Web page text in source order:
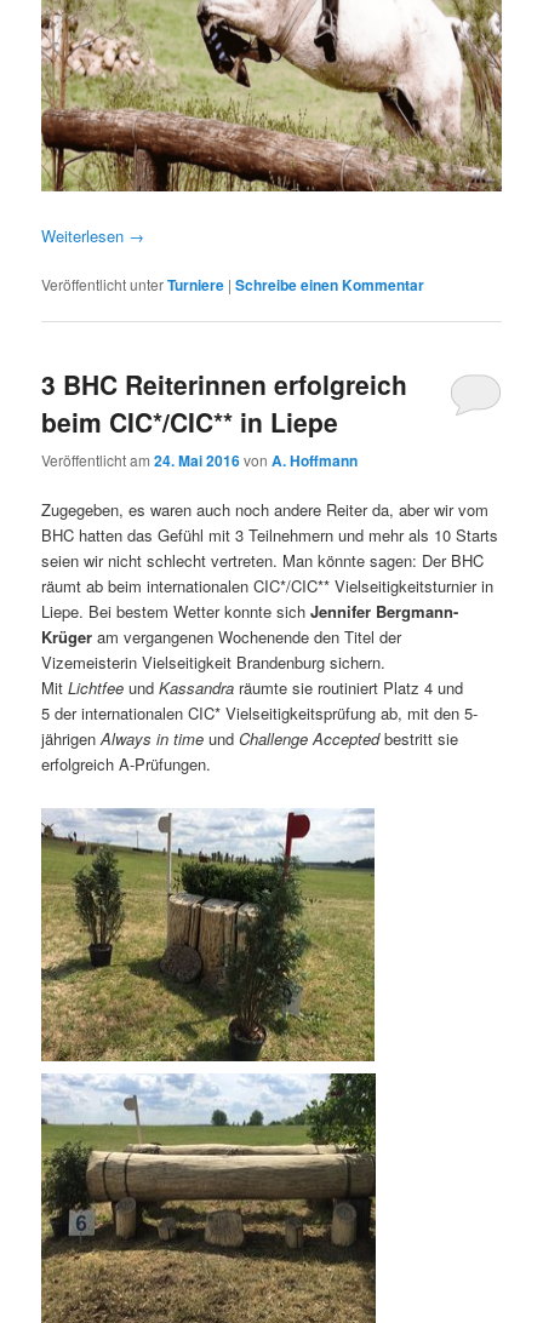
Weiterlesen →
Veröffentlicht unterTurniere |Schreibe einen Kommentar
3 BHC Reiterinnen erfolgreich
beim CIC*/CIC** in Liepe
Veröffentlicht am24. Mai 2016vonA. Hoffmann
Zugegeben, es waren auch noch andere Reiter da, aber wir vom
BHC hatten das Gefühl mit 3 Teilnehmern und mehr als 10 Starts
seien wir nicht schlecht vertreten. Man könnte sagen: Der BHC
räumt ab beim internationalen CIC*/CIC** Vielseitigkeitsturnier in
Liepe. Bei bestem Wetter konnte sichJennifer Bergmann-
Krüger am vergangenen Wochenende den Titel der
Vizemeisterin Vielseitigkeit Brandenburg sichern.
MitLichtfee undKassandra räumte sie routiniert Platz 4 und
5 der internationalen CIC* Vielseitigkeitsprüfung ab, mit den 5-
jährigenAlways in time undChallenge Acceptedbestritt sie
erfolgreich A-Prüfungen.